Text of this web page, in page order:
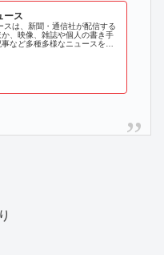
ース
スは、新聞・通信社が配信する
か、映像、雑誌や個人の書き手
など多種多様なニュースを掲